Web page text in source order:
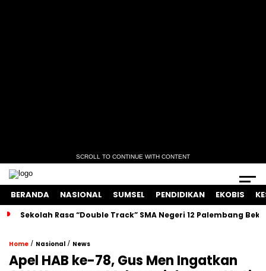
SCROLL TO CONTINUE WITH CONTENT
BERANDA NASIONAL SUMSEL PENDIDIKAN EKOBIS
Sekolah Rasa “Double Track” SMA Negeri 12 Palembang
Home / Nasional / News
Apel HAB ke-78, Gus Men Ingatkan